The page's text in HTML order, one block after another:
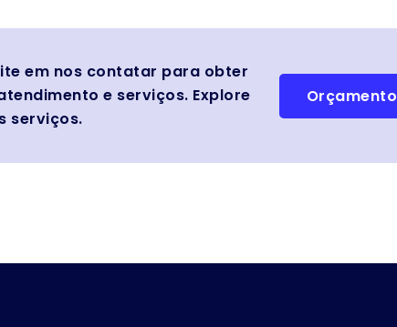
em nos contatar para obter
e serviços. Explore
serviços.
Orçamento